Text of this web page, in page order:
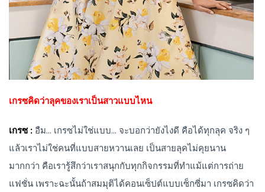
เกรซคิดว่าลุคของเราเป็นสาวแบบไหน
เกรซ : อืม... เกรซไม่ใช่แบบ... จะบอกว่ายังไงดี คือได้ทุกลุค จริง ๆ
แล้วเราไม่ใช่คนที่แบบสายหวานเลย เป็นสายลุคไม่คุยนาน
มากกว่า คือเรารู้สึกว่าเราสนุกกับทุกกิจกรรมที่ทำแม้แต่การถ่าย
แฟชั่น เพราะฉะนั้นถ้าสมมุติได้คอนเซ็ปต์แบบเซ็กซี่มา เกรซคิดว่า